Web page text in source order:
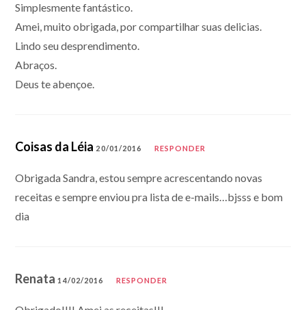
Simplesmente fantástico.
Amei, muito obrigada, por compartilhar suas delicias.
Lindo seu desprendimento.
Abraços.
Deus te abençoe.
Coisas da Léia 20/01/2016 RESPONDER
Obrigada Sandra, estou sempre acrescentando novas
receitas e sempre enviou pra lista de e-mails…bjsss e bom
dia
Renata14/02/2016 RESPONDER